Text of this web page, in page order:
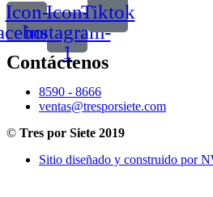
Icon-Icon-
instagram-
1
Tiktok
Contáctenos
8590 - 8666
ventas@tresporsiete.com
© Tres por Siete 2019
Sitio diseñado y construido por